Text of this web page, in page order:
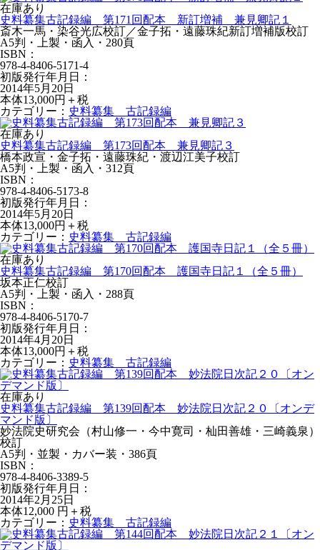
在庫あり
史料纂集古記録編 第171回配本 新訂増補 兼見卿記１
斎木一馬・染谷光広校訂／金子拓・遠藤珠紀新訂増補版校訂
A5判・上製・函入・280頁
ISBN：
978-4-8406-5171-4
初版発行年月日：
2014年5月20日
本体13,000円＋税
カテゴリー： 史料纂集 古記録編
在庫あり
史料纂集古記録編 第173回配本 兼見卿記３
橋本政宣・金子拓・遠藤珠紀・渡辺江美子校訂
A5判・上製・函入・312頁
ISBN：
978-4-8406-5173-8
初版発行年月日：
2014年5月20日
本体13,000円＋税
カテゴリー： 史料纂集 古記録編
在庫あり
史料纂集古記録編 第170回配本 護国寺日記１（全５冊）
坂本正仁校訂
A5判・上製・函入・288頁
ISBN：
978-4-8406-5170-7
初版発行年月日：
2014年4月20日
本体13,000円＋税
カテゴリー： 史料纂集 古記録編
在庫あり
史料纂集古記録編 第139回配本 妙法院日次記２０〔オンデ
マンド版〕
妙法院史研究会（村山修一・今中寛司・杣田善雄・三崎義泉）
校訂
A5判・並製・カバー装・386頁
ISBN：
978-4-8406-3389-5
初版発行年月日：
2014年2月25日
本体12,000 円＋税
カテゴリー： 史料纂集 古記録編